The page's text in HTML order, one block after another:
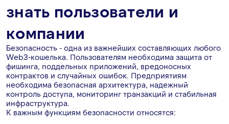
знать пользователи и
компании
Безопасность - одна из важнейших составляющих любого
Web3-кошелька. Пользователям необходима защита от
фишинга, поддельных приложений, вредоносных
контрактов и случайных ошибок. Предприятиям
необходима безопасная архитектура, надежный
контроль доступа, мониторинг транзакций и стабильная
инфраструктура.
К важным функциям безопасности относятся: